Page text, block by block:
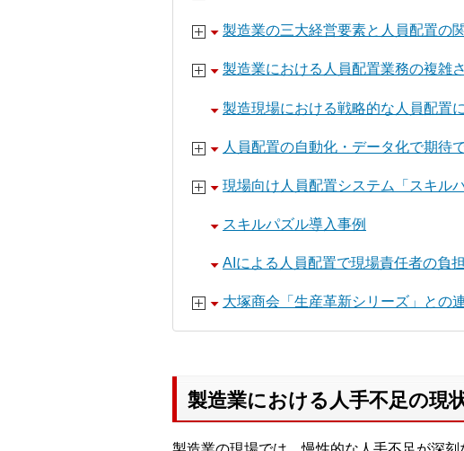
製造業の三大経営要素と人員配置の
製造業における人員配置業務の複雑
製造現場における戦略的な人員配置
人員配置の自動化・データ化で期待
現場向け人員配置システム「スキル
スキルパズル導入事例
AIによる人員配置で現場責任者の負
大塚商会「生産革新シリーズ」との
製造業における人手不足の現